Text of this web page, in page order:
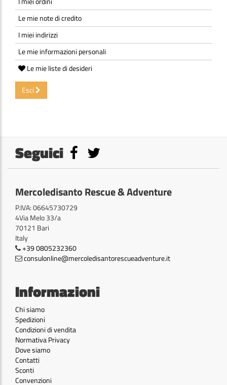
Le mie note di credito
I miei indirizzi
Le mie informazioni personali
Le mie liste di desideri
Esci
Seguici
Mercoledisanto Rescue & Adventure
P.IVA: 06645730729
4Via Melo 33/a
70121 Bari
Italy
+39 0805232360
consulonline@mercoledisantorescueadventure.it
Informazioni
Chi siamo
Spedizioni
Condizioni di vendita
Normativa Privacy
Dove siamo
Contatti
Sconti
Convenzioni